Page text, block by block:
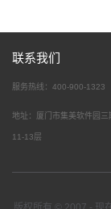
联系我们
服务热线：400-900-1323
地址：厦门市集美软件园三
11-13层